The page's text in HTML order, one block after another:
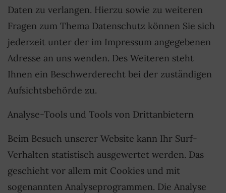
Daten zu verlangen. Hierzu sowie zu weiteren
Fragen zum Thema Datenschutz können Sie sich
jederzeit unter der im Impressum angegebenen
Adresse an uns wenden. Des Weiteren steht
Ihnen ein Beschwerderecht bei der zuständigen
Aufsichtsbehörde zu.
Analyse-Tools und Tools von Drittanbietern
Beim Besuch unserer Website kann Ihr Surf-
Verhalten statistisch ausgewertet werden. Das
geschieht vor allem mit Cookies und mit
sogenannten Analyseprogrammen. Die Analyse